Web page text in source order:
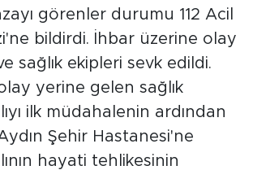
görenler durumu 112 Acil
bildirdi. İhbar üzerine olay
sağlık ekipleri sevk edildi.
yerine gelen sağlık
ilk müdahalenin ardından
Şehir Hastanesi'ne
hayati tehlikesinin